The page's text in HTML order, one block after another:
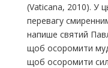
(Vaticana, 2010). У
перевагу
напише святий
щоб осоромити
щоб осоромити